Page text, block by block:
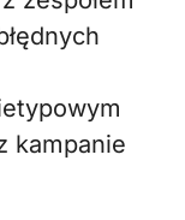
kampanie